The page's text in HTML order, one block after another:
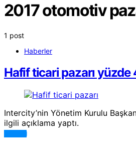
2017 otomotiv
1 post
Haberler
Hafif ticari pazarı
Intercity’nin Yönetim Kurulu
ilgili açıklama yaptı.
DEVAMI